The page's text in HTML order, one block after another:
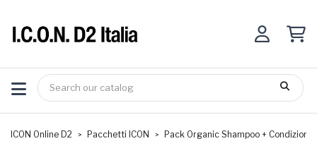
ICON Online D2 Pacchetti ICON Pack Organic Shampoo +